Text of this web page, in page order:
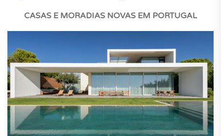
CASAS E MORADIAS NOVAS EM PORTUGAL